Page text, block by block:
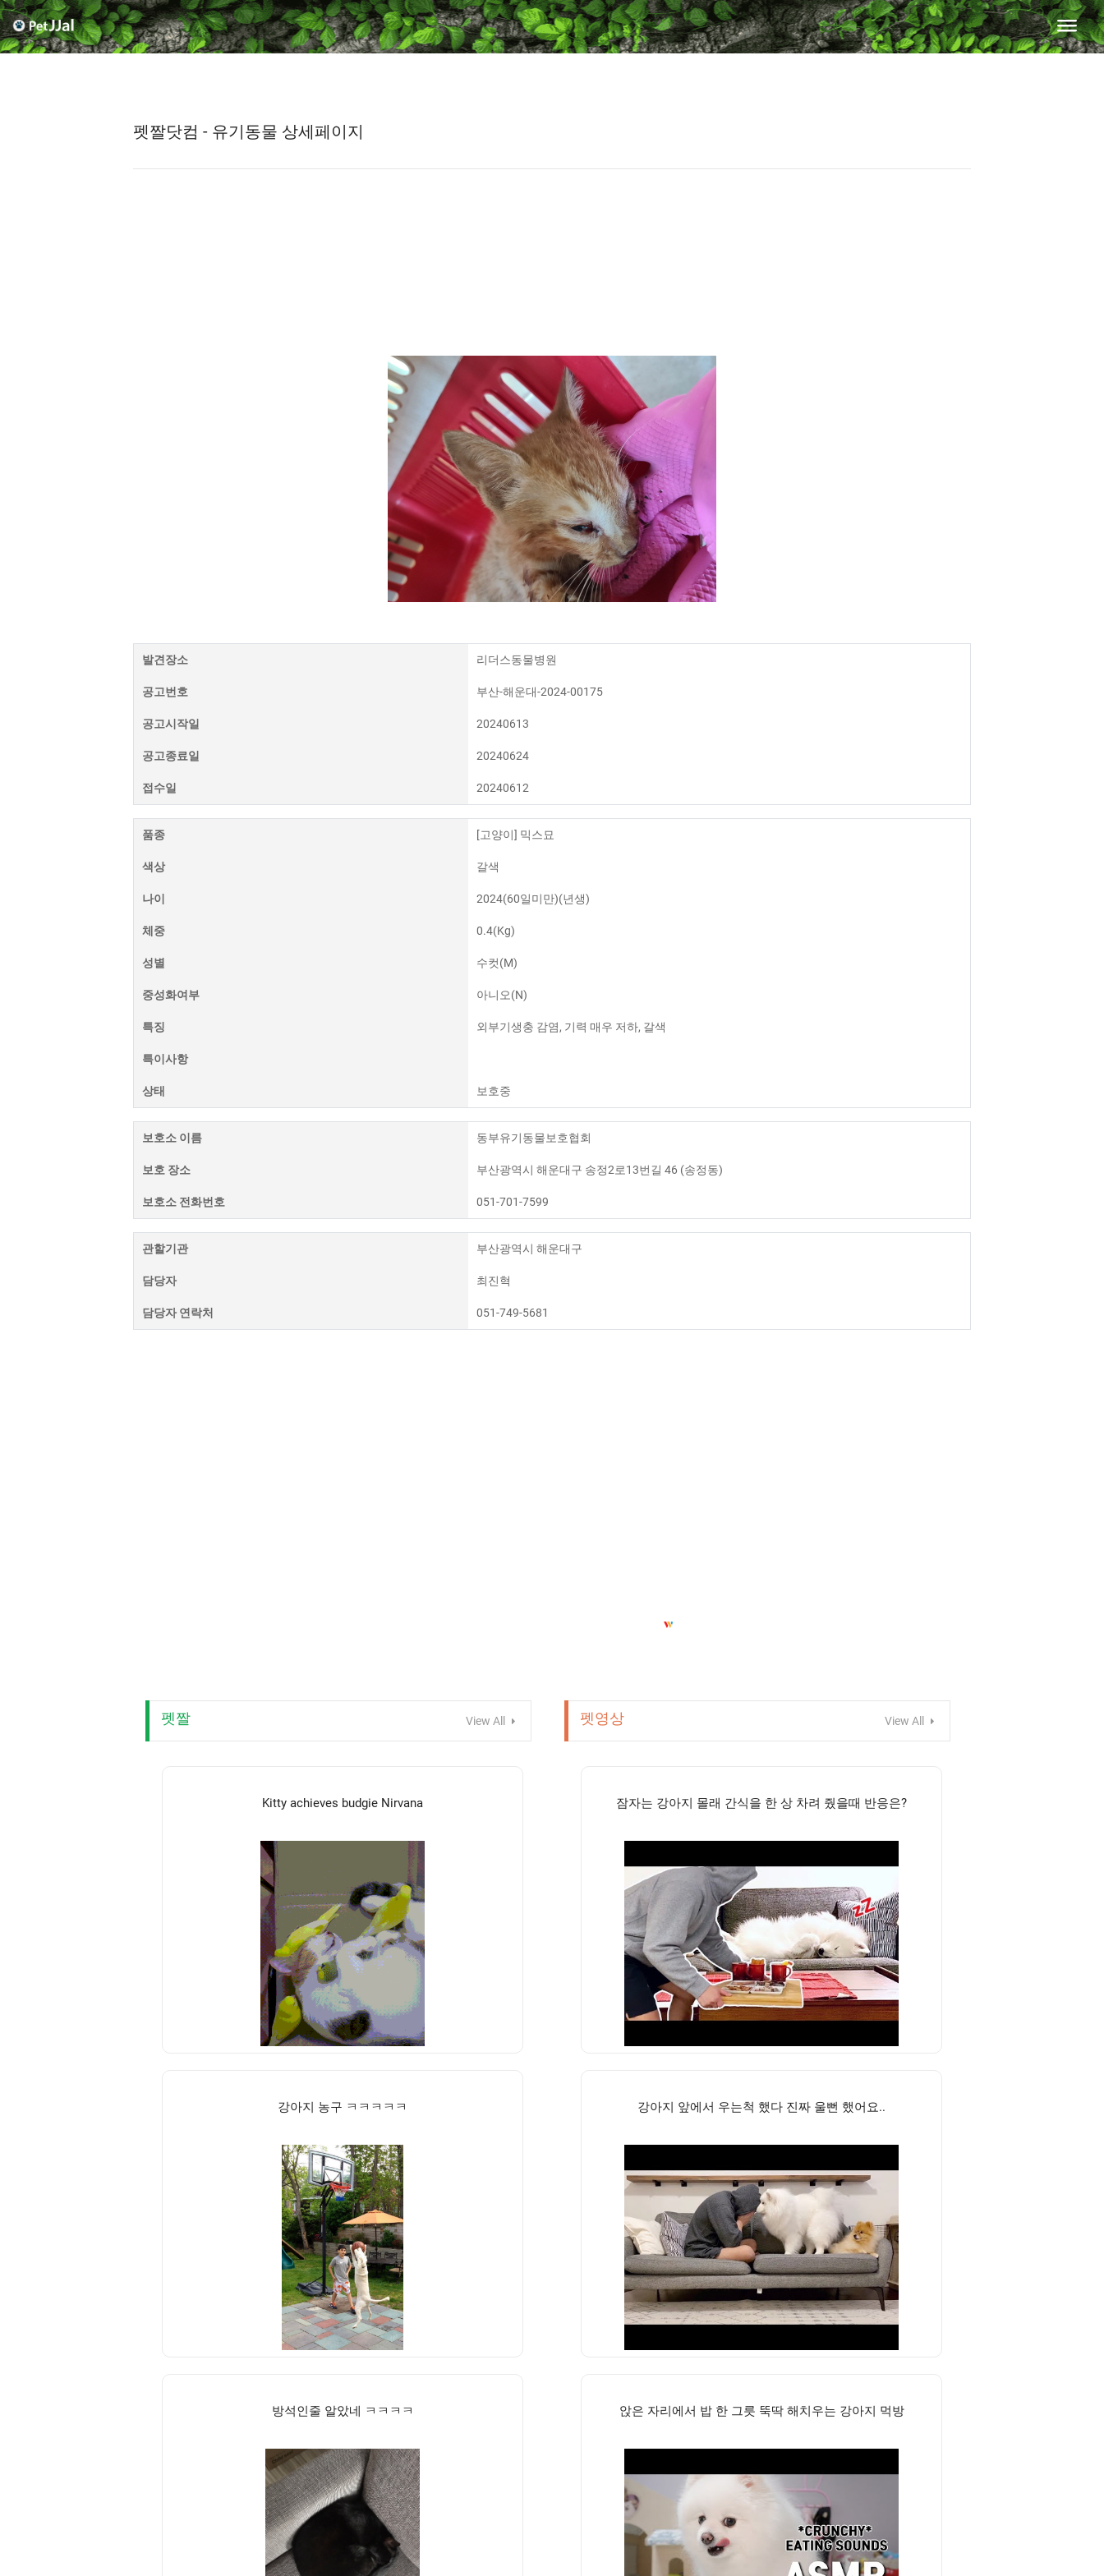
펫짤닷컴 - 유기동물 상세페이지
발견장소 리더스동물병원
공고번호 부산-해운대-2024-00175
공고시작일 20240613
공고종료일 20240624
접수일 20240612
품종 [고양이] 믹스묘
색상 갈색
나이 2024(60일미만)(년생)
체중 0.4(Kg)
성별 수컷(M)
중성화여부 아니오(N)
특징 외부기생충 감염, 기력 매우 저하, 갈색
특이사항
상태 보호중
보호소 이름 동부유기동물보호협회
보호 장소 부산광역시 해운대구 송정2로13번길 46 (송정동)
보호소 전화번호 051-701-7599
관할기관 부산광역시 해운대구
담당자 최진혁
담당자 연락처 051-749-5681
펫짤 View All
Kitty achieves budgie Nirvana
강아지 농구 ㅋㅋㅋㅋㅋ
방석인줄 알았네 ㅋㅋㅋㅋ
펫영상 View All
잠자는 강아지 몰래 간식을 한 상 차려 줬을때 반응은?
강아지 앞에서 우는척 했다 진짜 울뻔 했어요..
앉은 자리에서 밥 한 그릇 뚝딱 해치우는 강아지 먹방